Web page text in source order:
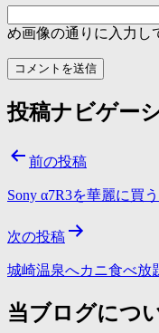
め画像の通りに入力し
投稿ナビゲー
前の投稿
Sony α7R3を華麗に買う
次の投稿
城崎温泉へカニ食べ放
当ブログにつ